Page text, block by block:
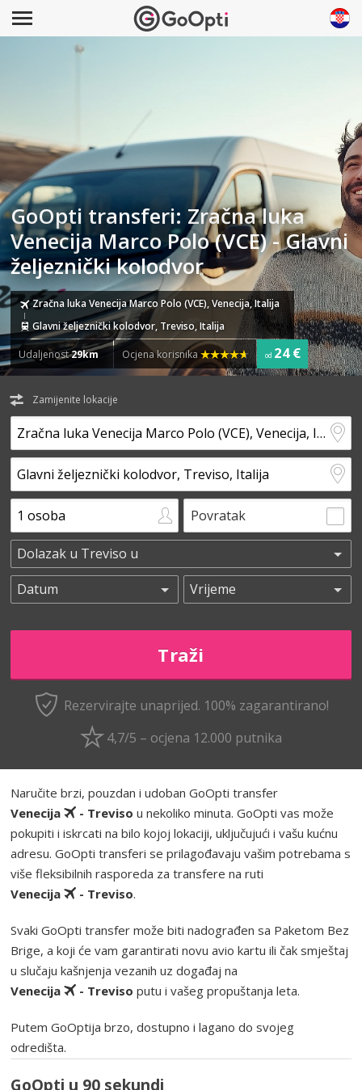
GoOpti transferi: Zračna luka
Venecija Marco Polo (VCE) - Glavni
željeznički kolodvor
Zračna luka Venecija Marco Polo (VCE), Venecija, Italija
Glavni željeznički kolodvor, Treviso, Italija
Udaljenost29km Ocjena korisnika od 24 €
Zamijenite lokacije
Povratak
Rezervirajte unaprijed. 100% zagarantirano!
4,7/5 – ocjena 12.000 putnika
Naručite brzi, pouzdan i udoban GoOpti transfer
Venecija
- Treviso u nekoliko minuta. GoOpti vas može
pokupiti i iskrcati na bilo kojoj lokaciji, uključujući i vašu kućnu
adresu. GoOpti transferi se prilagođavaju vašim potrebama s
više fleksibilnih rasporeda za transfere na ruti
Venecija
- Treviso.
Svaki GoOpti transfer može biti nadograđen sa Paketom Bez
Brige, a koji će vam garantirati novu avio kartu ili čak smještaj
u slučaju kašnjenja vezanih uz događaj na
Venecija
- Treviso putu i vašeg propuštanja leta.
Putem GoOptija brzo, dostupno i lagano do svojeg
odredišta.
GoOpti u 90 sekundi